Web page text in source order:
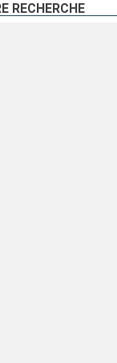
RECHERCHE